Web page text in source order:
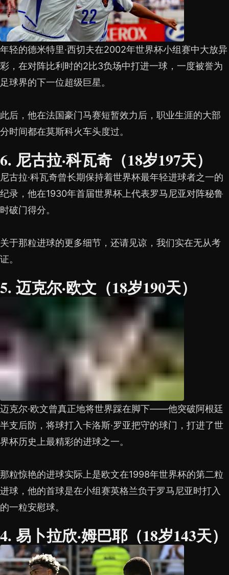
年轻的德米特里·西切夫在2002年世界杯小组赛中大放异
彩，在对阵比利时的2比3负场中打进一球，一度被誉为
足球界的下一位超级巨星。
此后，他在法国豪门马赛短暂效力后，职业生涯的大部
分时间都在莫斯科火车头度过。
6. 尼古拉·科瓦奇（18岁197天）
尼古拉·科瓦奇曾长期保持着世界杯最年轻进球者之一的
纪录，他在1930年首届世界杯上代表罗马尼亚对阵秘鲁
时破门得分。
关于那粒进球的更多细节，还请见谅，我们实在无从考
证。
5. 迈克尔·欧文（18岁190天）
迈克尔·欧文曾真正地将世界踩在脚下——他突破阿根廷
半支后防，将球打入卡洛斯·罗亚把守的球门，打进了世
界杯历史上最精彩的进球之一。
那粒惊艳的进球实际上是欧文在1998年世界杯的第二粒
进球，他的首球是在小组赛英格兰负于罗马尼亚时打入
的一粒安慰球。
4. 易卜拉欣·姆巴耶（18岁143天）